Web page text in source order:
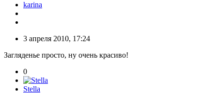
karina
3 апреля 2010, 17:24
Загляденье просто, ну очень красиво!
0
Stella